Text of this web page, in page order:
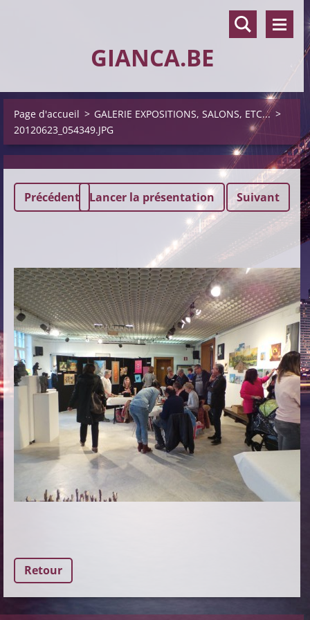
GIANCA.BE
Page d'accueil > GALERIE EXPOSITIONS, SALONS, ETC... >
20120623_054349.JPG
Précédent Lancer la présentation Suivant
Retour